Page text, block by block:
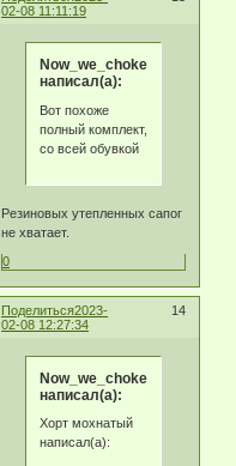
02-08 11:11:19
Now_we_choke
написал(а):
Вот похоже
полный комплект,
со всей обувкой
Резиновых утепленных сапог
не хватает.
0
Поделиться 14
2023-
02-08 12:27:34
Now_we_choke
написал(а):
Хорт мохнатый
написал(а):